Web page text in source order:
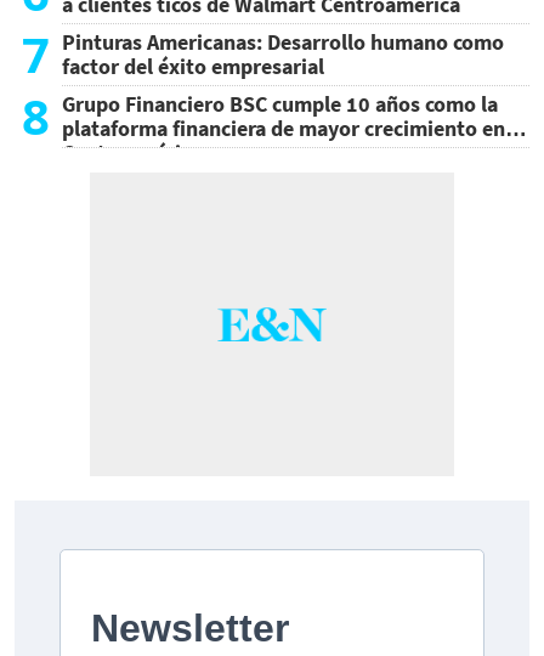
7 Pinturas Americanas: Desarrollo humano como
factor del éxito empresarial
8 Grupo Financiero BSC cumple 10 años como la
plataforma financiera de mayor crecimiento en
Centroamérica